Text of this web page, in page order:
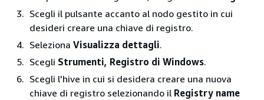
Scegli il pulsante accanto al nodo gestito in cui
desideri creare una chiave di registro.
Seleziona Visualizza dettagli.
Scegli Strumenti, Registro di Windows.
Scegli l'hive in cui si desidera creare una nuova
chiave di registro selezionando il Registry name